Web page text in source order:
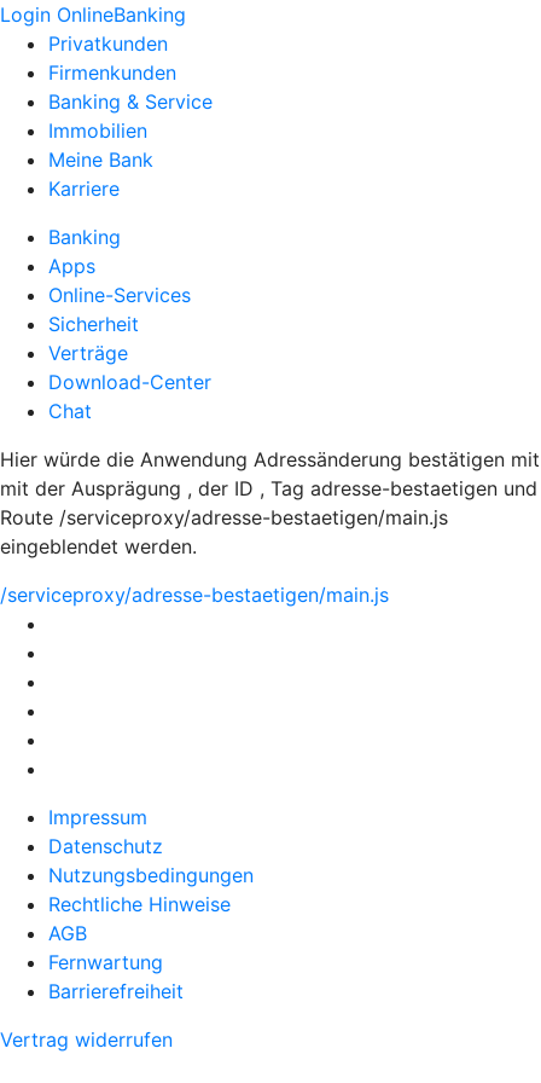
Login OnlineBanking
Privatkunden
Firmenkunden
Banking & Service
Immobilien
Meine Bank
Karriere
Banking
Apps
Online-Services
Sicherheit
Verträge
Download-Center
Chat
Hier würde die Anwendung Adressänderung bestätigen mit
mit der Ausprägung , der ID , Tag adresse-bestaetigen und
Route /serviceproxy/adresse-bestaetigen/main.js
eingeblendet werden.
/serviceproxy/adresse-bestaetigen/main.js
Impressum
Datenschutz
Nutzungsbedingungen
Rechtliche Hinweise
AGB
Fernwartung
Barrierefreiheit
Vertrag widerrufen